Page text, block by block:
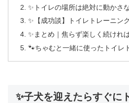
✨トイレの場所は絶対に動かさ
✨【成功談】トイレトレーニン
✨まとめ｜焦らず楽しく続けれ
🐾ちゃむと一緒に使ったトイレ
✨子犬を迎えたらすぐに